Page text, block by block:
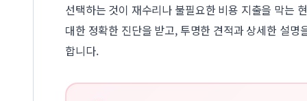
선택하는 것이 재수리나 불필요한 비용 지출을 막는
대한 정확한 진단을 받고, 투명한 견적과 상세한 설명
합니다.